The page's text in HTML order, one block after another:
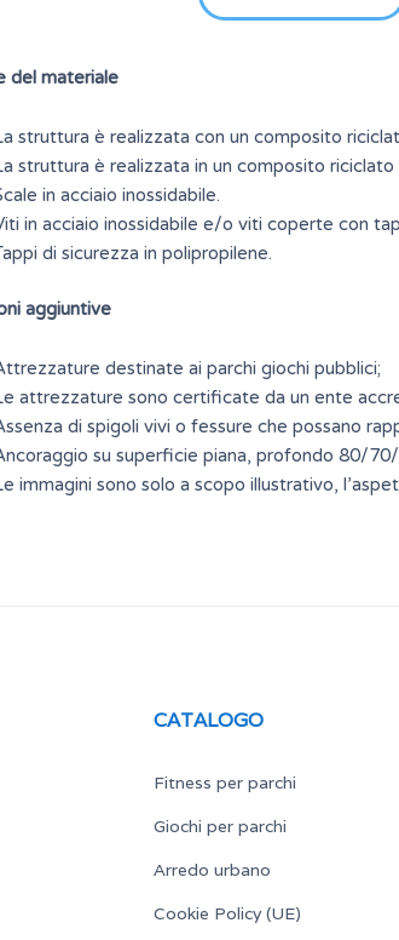
del materiale
struttura è realizzata con un composito
struttura è realizzata in un composito
in acciaio inossidabile.
in acciaio inossidabile e/o viti coperte con
di sicurezza in polipropilene.
aggiuntive
destinate ai parchi giochi pubblici;
attrezzature sono certificate da un ente
di spigoli vivi o fessure che possano
su superficie piana, profondo 80/
immagini sono solo a scopo illustrativo,
CATALOGO
Fitness per parchi
Giochi per parchi
Arredo urbano
Cookie Policy (UE)